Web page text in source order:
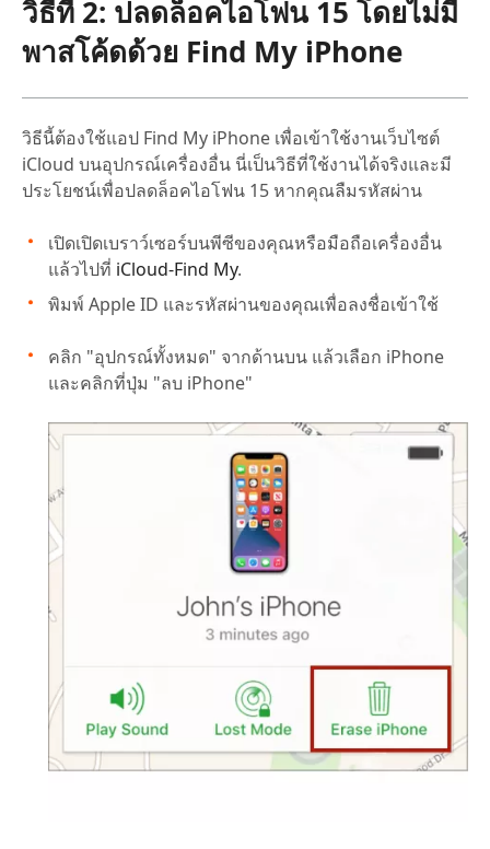
วิธีที่ 2: ปลดล็อคไอโฟน 15 โดยไม่มี
พาสโค้ดด้วย Find My iPhone
วิธีนี้ต้องใช้แอป Find My iPhone เพื่อเข้าใช้งานเว็บไซต์
iCloud บนอุปกรณ์เครื่องอื่น นี่เป็นวิธีที่ใช้งานได้จริงและมี
ประโยชน์เพื่อปลดล็อคไอโฟน 15 หากคุณลืมรหัสผ่าน
เปิดเปิดเบราว์เซอร์บนพีซีของคุณหรือมือถือเครื่องอื่น
แล้วไปที่ iCloud-Find My.
พิมพ์ Apple ID และรหัสผ่านของคุณเพื่อลงชื่อเข้าใช้
คลิก "อุปกรณ์ทั้งหมด" จากด้านบน แล้วเลือก iPhone
และคลิกที่ปุ่ม "ลบ iPhone"